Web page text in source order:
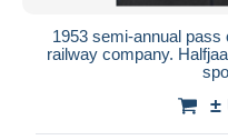
1953 semi-annual
railway company.
±